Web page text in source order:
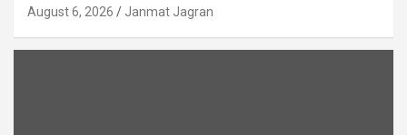
August 6, 2026 Janmat Jagran